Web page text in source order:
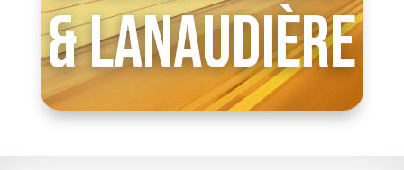
& LANAUDIÈRE